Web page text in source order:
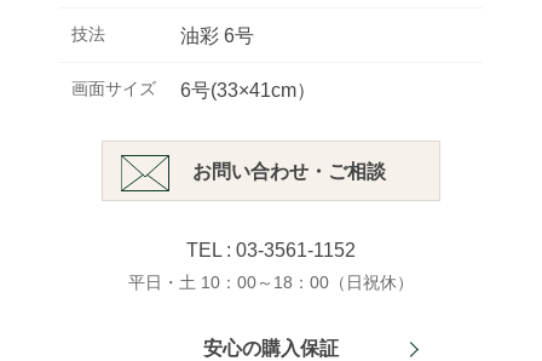
技法 油彩 6号
画面サイズ 6号(33×41cm）
お問い合わせ・ご相談
TEL : 03-3561-1152
平日・土 10：00～18：00（日祝休）
安心の購入保証